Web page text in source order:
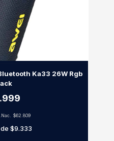
Ka33 26W Rgb
$62.809
$9.333